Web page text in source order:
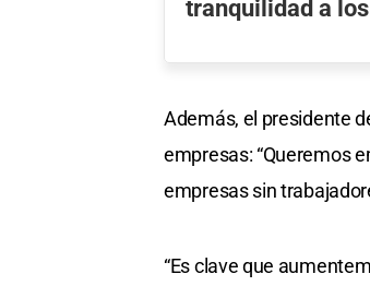
tranquilidad a
Además, el presidente
empresas: “Queremos
empresas sin
“Es clave que